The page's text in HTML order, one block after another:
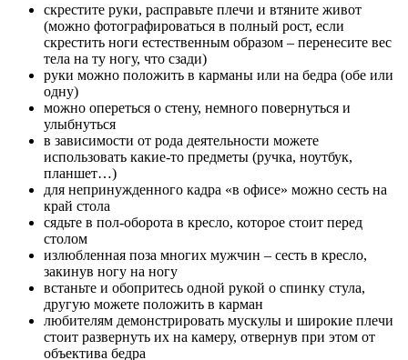
скрестите руки, расправьте плечи и втяните живот
(можно фотографироваться в полный рост, если
скрестить ноги естественным образом – перенесите вес
тела на ту ногу, что сзади)
руки можно положить в карманы или на бедра (обе или
одну)
можно опереться о стену, немного повернуться и
улыбнуться
в зависимости от рода деятельности можете
использовать какие-то предметы (ручка, ноутбук,
планшет…)
для непринужденного кадра «в офисе» можно сесть на
край стола
сядьте в пол-оборота в кресло, которое стоит перед
столом
излюбленная поза многих мужчин – сесть в кресло,
закинув ногу на ногу
встаньте и обопритесь одной рукой о спинку стула,
другую можете положить в карман
любителям демонстрировать мускулы и широкие плечи
стоит развернуть их на камеру, отвернув при этом от
объектива бедра